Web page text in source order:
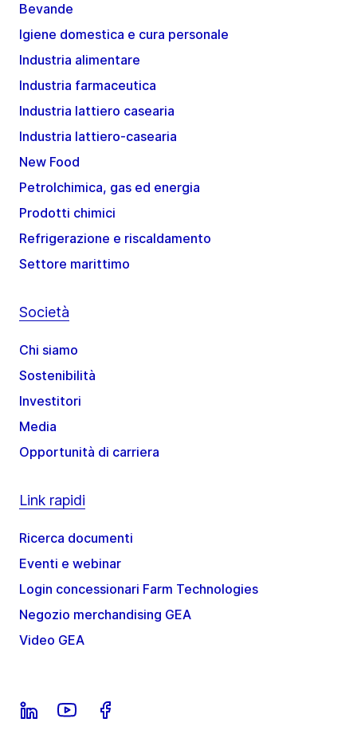
Bevande
Igiene domestica e cura personale
Industria alimentare
Industria farmaceutica
Industria lattiero casearia
Industria lattiero-casearia
New Food
Petrolchimica, gas ed energia
Prodotti chimici
Refrigerazione e riscaldamento
Settore marittimo
Società
Chi siamo
Sostenibilità
Investitori
Media
Opportunità di carriera
Link rapidi
Ricerca documenti
Eventi e webinar
Login concessionari Farm Technologies
Negozio merchandising GEA
Video GEA